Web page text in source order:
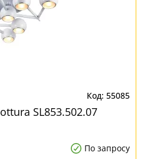
55085
SL853.502.07
По запросу